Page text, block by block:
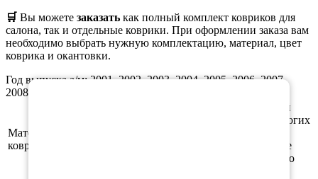
🛒 Вы можете заказать как полный комплект ковриков для
салона, так и отдельные коврики. При оформлении заказа вам
необходимо выбрать нужную комплектацию, материал, цвет
коврика и окантовки.
Год выпуска а/м: 2001, 2002, 2003, 2004, 2005, 2006, 2007,
2008, 2009, 2010, 2011, 2012, 2013, 2014, 2015, 2016
Материал
ковриков
Этиленвинилацетат (ЭВА/ЕВА) - полимерный
материал, который зарекомендовал себя во многих
производят спортивные маты, гимнастические
коврики, подошву для обуви, шлёпки и прочую